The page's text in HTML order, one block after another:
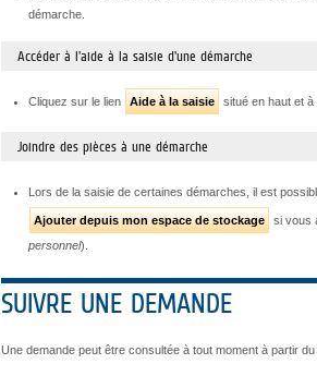
démarche.
Accéder à l'aide à la saisie d'une démarche
Cliquez sur le lien Aide à la saisie situé en haut et
Joindre des pièces à une démarche
Lors de la saisie de certaines démarches, il est
Ajouter depuis mon espace de stockage si vous
personnel).
SUIVRE UNE DEMANDE
Une demande peut être consultée à tout moment à partir du